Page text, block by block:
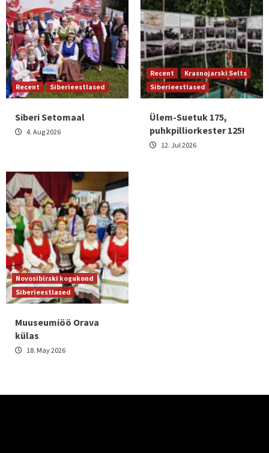
Recent Siberieestlased
Siberi Setomaal
4. Aug 2026
Recent
Krasnojarski Selts
Siberieestlased
Ülem-Suetuk 175,
puhkpilliorkester 125!
12. Jul 2026
Novosibirski kogukond
Siberieestlased
Muuseumiöö Orava
külas
18. May 2026